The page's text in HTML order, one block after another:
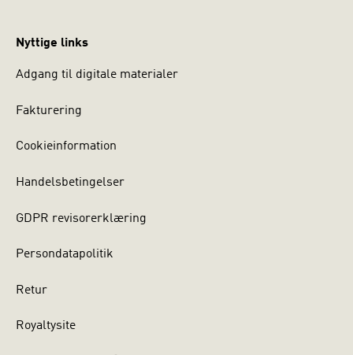
Nyttige links
Adgang til digitale materialer
Fakturering
Cookieinformation
Handelsbetingelser
GDPR revisorerklæring
Persondatapolitik
Retur
Royaltysite